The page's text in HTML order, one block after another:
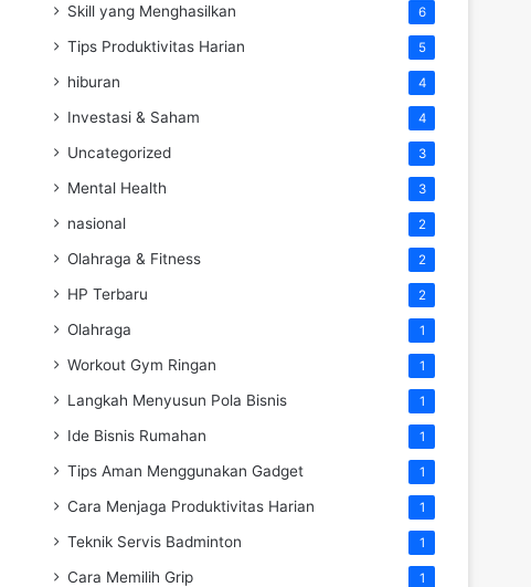
Skill yang Menghasilkan 6
Tips Produktivitas Harian 5
hiburan 4
Investasi & Saham 4
Uncategorized 3
Mental Health 3
nasional 2
Olahraga & Fitness 2
HP Terbaru 2
Olahraga 1
Workout Gym Ringan 1
Langkah Menyusun Pola Bisnis 1
Ide Bisnis Rumahan 1
Tips Aman Menggunakan Gadget 1
Cara Menjaga Produktivitas Harian 1
Teknik Servis Badminton 1
Cara Memilih Grip 1